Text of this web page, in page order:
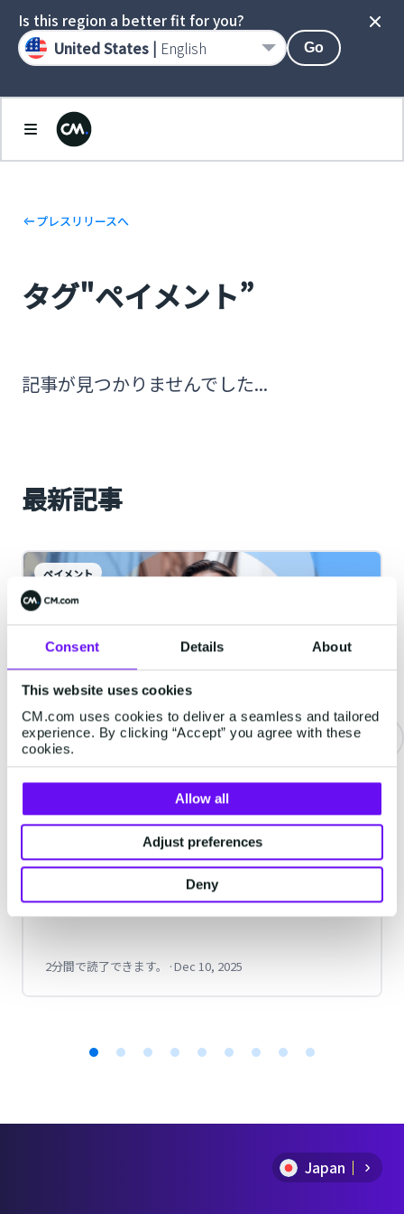
Consent Details About
This website uses cookies
CM.com uses cookies to deliver a seamless and tailored
experience. By clicking “Accept” you agree with these
cookies.
Allow all
Adjust preferences
Deny
プレスリリースへ
タグ"ペイメント”
記事が見つかりませんでした...
最新記事
ペイメント
MailSMSの到達・不到達レポートのリ
SMSの到達・不到達の送信結果を送信元の
メールアドレスで受信できるオプション機
能の登場でより利便性がアップする、
MailSMSの到達・不到達レポートオプショ
ン機能に関するリリースです。
2分間で読了できます。 ·Dec 10, 2025
Japan
Is this region a better fit for you?
United States | English Go